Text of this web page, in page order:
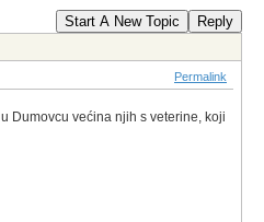
Start A New Topic Reply
Permalink
Dumovcu većina njih s veterine, koji